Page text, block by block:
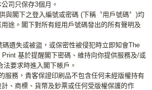
司只保存3個月。
與閣下之登入編號或密碼 (下稱〝用戶號碼〞)均
途。閣下對所有經用戶號碼發出的所有聲明及
失或被盜，或保密性被侵犯時立即知會The
基於提醒閣下密碼、維持向你提供服務及/或
要求時進入閣下帳戶。
服務，貴客保證印刷品不包含任何未經版權持有
、商標、貨幣及鈔票或任何受版權保護的作